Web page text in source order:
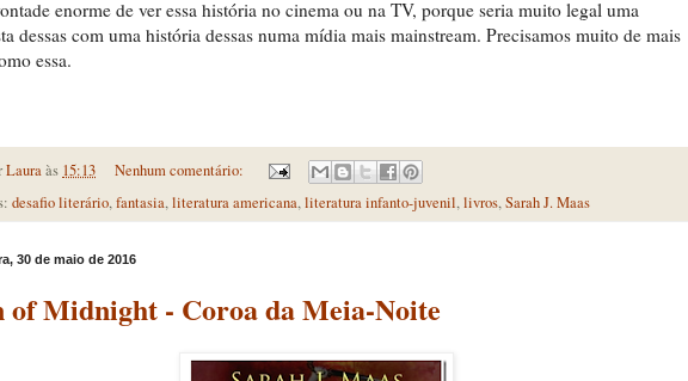
enorme de ver essa história no cinema ou na TV, porque seria muito legal uma
dessas com uma história dessas numa mídia mais mainstream. Precisamos muito de mais
essa.
Lauraàs 15:13
Nenhum comentário:
desafio literário,fantasia,literatura americana,literatura infanto-juvenil,livros,Sarah J. Maas
30 de maio de 2016
of Midnight - Coroa da Meia-Noite